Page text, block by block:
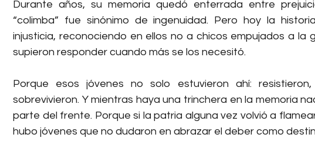
Durante años, su memoria quedó enterrada entre
“colimba” fue sinónimo de ingenuidad. Pero hoy la
injusticia, reconociendo en ellos no a chicos empujados a la
supieron responder cuando más se los necesitó.
Porque esos jóvenes no solo estuvieron ahí:
sobrevivieron. Y mientras haya una trinchera en la memoria
parte del frente. Porque si la patria alguna vez volvió a
hubo jóvenes que no dudaron en abrazar el deber como